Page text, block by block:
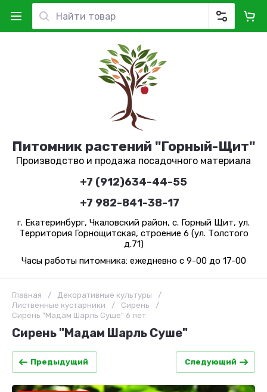
Питомник растений "Горный-Щит"
Производство и продажа посадочного материала
+7 (912)634-44-55
+7 982-841-38-17
г. Екатеринбург, Чкаловский район, с. Горный Щит, ул.
Территория Горнощитская, строение 6 (ул. Толстого
д.71)
Часы работы питомника: ежедневно с 9-00 до 17-00
Главная / Декоративные культуры
/
Лиственные кустарники
/ Сирень
/
Сирень "Мадам Шарль Суше" 6 лет
Сирень "Мадам Шарль Суше"
Предыдущий Следующий